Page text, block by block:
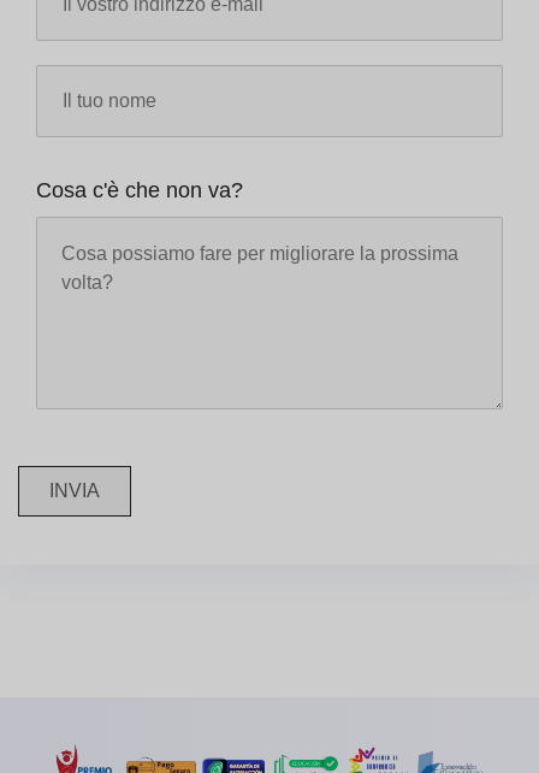
Cosa c'è che non va?
INVIA